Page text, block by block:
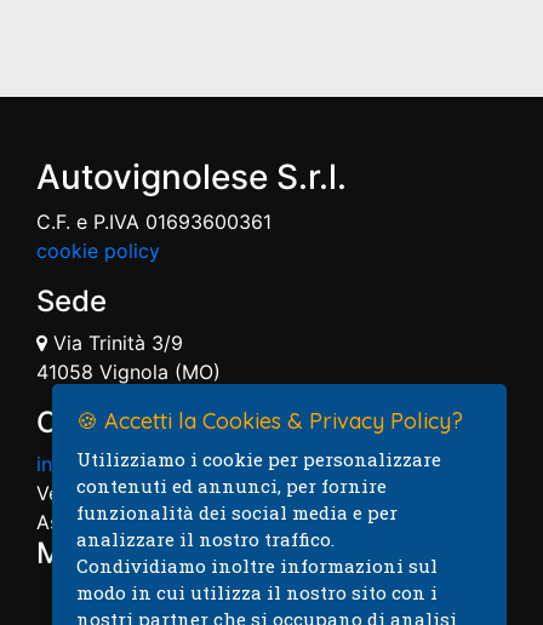
Autovignolese S.r.l.
C.F. e P.IVA 01693600361
cookie policy
Sede
Via Trinità 3/9
41058 Vignola (MO)
Contatti
info@autovignolese.it
Vendita: 059.7574004
Assistenza: 059.7574005
Mappa
🍪 Accetti la Cookies & Privacy Policy?
Utilizziamo i cookie per personalizzare
contenuti ed annunci, per fornire
funzionalità dei social media e per
analizzare il nostro traffico.
Condividiamo inoltre informazioni sul
modo in cui utilizza il nostro sito con i
nostri partner che si occupano di analisi